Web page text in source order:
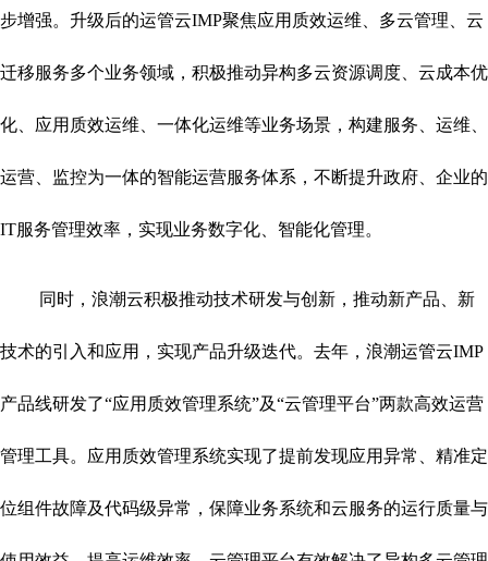
步增强。升级后的运管云IMP聚焦应用质效运维、多云管理、云
迁移服务多个业务领域，积极推动异构多云资源调度、云成本优
化、应用质效运维、一体化运维等业务场景，构建服务、运维、
运营、监控为一体的智能运营服务体系，不断提升政府、企业的
IT服务管理效率，实现业务数字化、智能化管理。
同时，浪潮云积极推动技术研发与创新，推动新产品、新
技术的引入和应用，实现产品升级迭代。去年，浪潮运管云IMP
产品线研发了“应用质效管理系统”及“云管理平台”两款高效运营
管理工具。应用质效管理系统实现了提前发现应用异常、精准定
位组件故障及代码级异常，保障业务系统和云服务的运行质量与